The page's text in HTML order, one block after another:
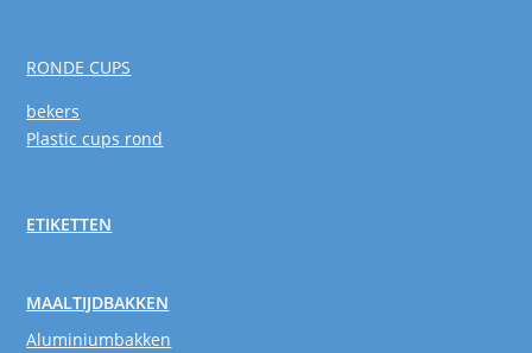
RONDE CUPS
bekers
Plastic cups rond
ETIKETTEN
MAALTIJDBAKKEN
Aluminiumbakken